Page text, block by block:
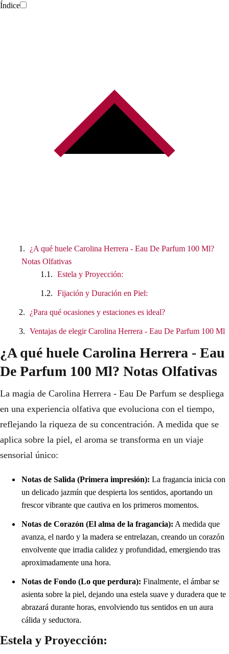
Índice
¿A qué huele Carolina Herrera - Eau De Parfum 100 Ml?
Notas Olfativas
Estela y Proyección:
Fijación y Duración en Piel:
¿Para qué ocasiones y estaciones es ideal?
Ventajas de elegir Carolina Herrera - Eau De Parfum 100 Ml
¿A qué huele Carolina Herrera - Eau
De Parfum 100 Ml? Notas Olfativas
La magia de Carolina Herrera - Eau De Parfum se despliega
en una experiencia olfativa que evoluciona con el tiempo,
reflejando la riqueza de su concentración. A medida que se
aplica sobre la piel, el aroma se transforma en un viaje
sensorial único:
Notas de Salida (Primera impresión): La fragancia inicia con
un delicado jazmín que despierta los sentidos, aportando un
frescor vibrante que cautiva en los primeros momentos.
Notas de Corazón (El alma de la fragancia): A medida que
avanza, el nardo y la madera se entrelazan, creando un corazón
envolvente que irradia calidez y profundidad, emergiendo tras
aproximadamente una hora.
Notas de Fondo (Lo que perdura): Finalmente, el ámbar se
asienta sobre la piel, dejando una estela suave y duradera que te
abrazará durante horas, envolviendo tus sentidos en un aura
cálida y seductora.
Estela y Proyección: